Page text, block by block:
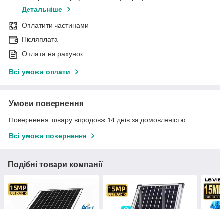
Детальніше
Оплатити частинами
Післяплата
Оплата на рахунок
Всі умови оплати
Умови повернення
Повернення товару впродовж 14 днів за домовленістю
Всі умови повернення
Подібні товари компанії